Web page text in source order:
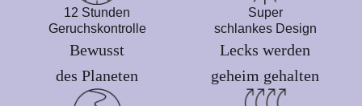
12 Stunden
Geruchskontrolle
Super
schlankes Design
Bewusst
des Planeten
Lecks werden
geheim gehalten